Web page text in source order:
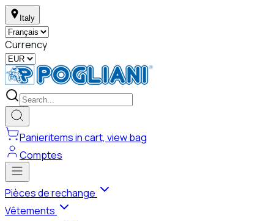
Italy
Currency
Panieritems in cart, view bag
Comptes
Pièces de rechange
Vêtements